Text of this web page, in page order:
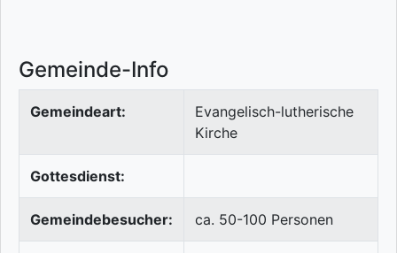
Gemeinde-Info
Gemeindeart:
Evangelisch-lutherische
Kirche
Gottesdienst:
Gemeindebesucher: ca. 50-100 Personen